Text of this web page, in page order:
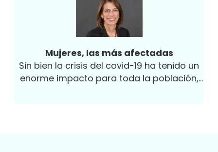
Mujeres, las más afectadas
Sin bien la crisis del covid-19 ha tenido un
enorme impacto para toda la población,